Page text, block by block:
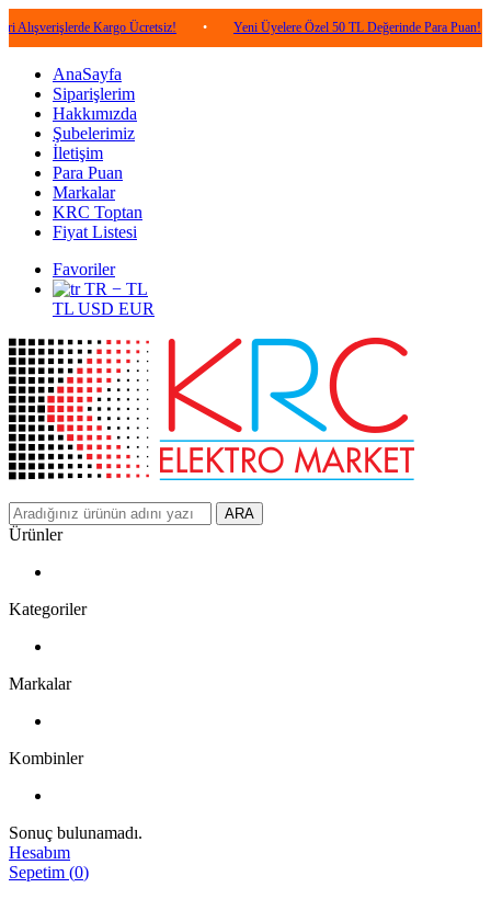
Kargo Ücretsiz! • Yeni Üyelere Özel 50 TL Değerinde Para Puan! •
AnaSayfa
Siparişlerim
Hakkımızda
Şubelerimiz
İletişim
Para Puan
Markalar
KRC Toptan
Fiyat Listesi
Favoriler
TR − TL
TL USD EUR
ARA
Ürünler
Kategoriler
Markalar
Kombinler
Sonuç bulunamadı.
Hesabım
Sepetim (0)